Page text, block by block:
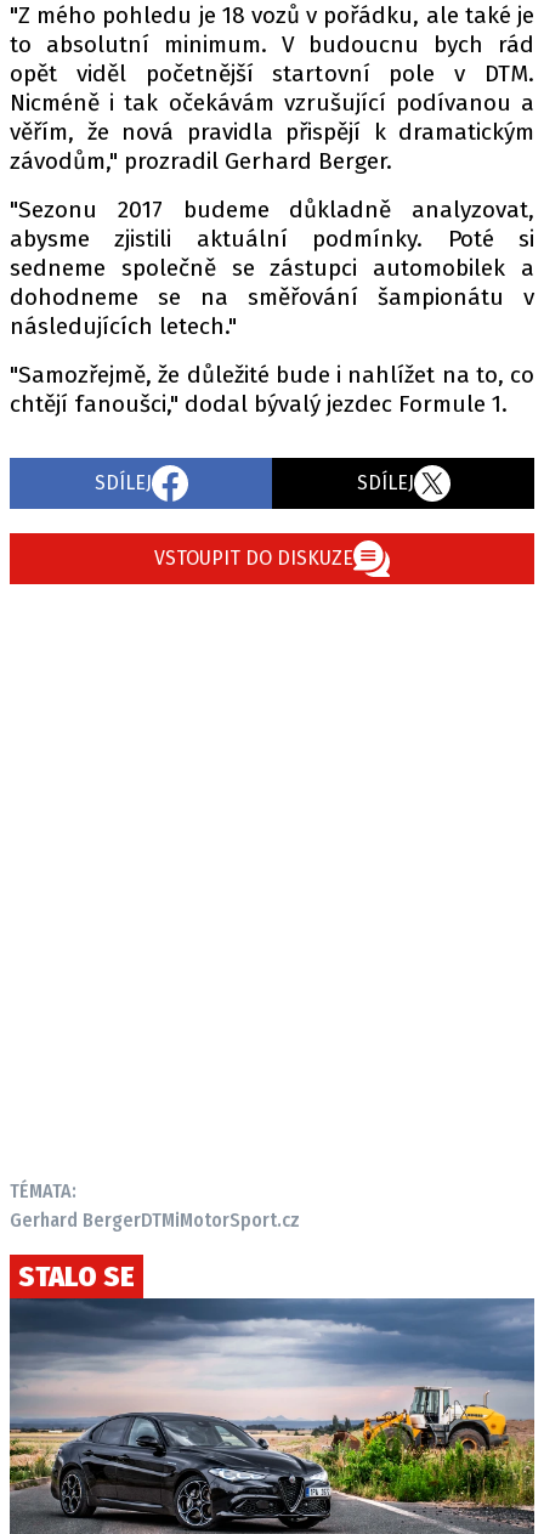
PIT LANE
ČEŠI V AKCI
FIA CEZ & POHÁRY
MEZINÁRODNÍ SCÉNA
SLEDUJTE NÁS NA|
Máte příběh, fotku nebo video?
Pošlete e-mail na autoroad.cz
ETICKÝ KODEX
KONTAKT
OSOBNÍ ÚDAJE / COOKIES
"Z mého pohledu je 18 vozů v pořádku, ale také je
to absolutní minimum. V budoucnu bych rád
opět viděl početnější startovní pole v DTM.
Nicméně i tak očekávám vzrušující podívanou a
věřím, že nová pravidla přispějí k dramatickým
závodům," prozradil Gerhard Berger.
"Sezonu 2017 budeme důkladně analyzovat,
abysme zjistili aktuální podmínky. Poté si
sedneme společně se zástupci automobilek a
dohodneme se na směřování šampionátu v
následujících letech."
"Samozřejmě, že důležité bude i nahlížet na to, co
chtějí fanoušci," dodal bývalý jezdec Formule 1.
SDÍLEJ SDÍLEJ
VSTOUPIT DO DISKUZE
TÉMATA:
Gerhard BergerDTMiMotorSport.cz
STALO SE